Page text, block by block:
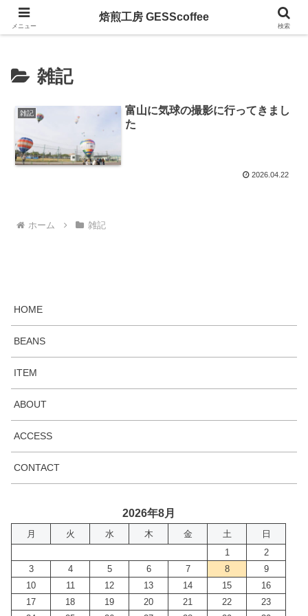
工夫と手間で、価格以上の一杯を
雑記
雑記
富山に気球の撮影に行ってきまし
た
2026.04.22
ホーム 雑記
HOME
BEANS
ITEM
ABOUT
ACCESS
CONTACT
2026年8月
月 火 水 木 金 土
日
1
2
3
4 5 6 7 8
9
10
11 12 13 14 15
16
17
18 19 20 21 22
23
メニュー
焙煎工房 GESScoffee
検索